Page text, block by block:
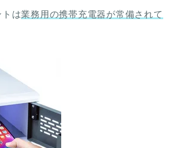
トは業務用の携帯充電器が常備されて